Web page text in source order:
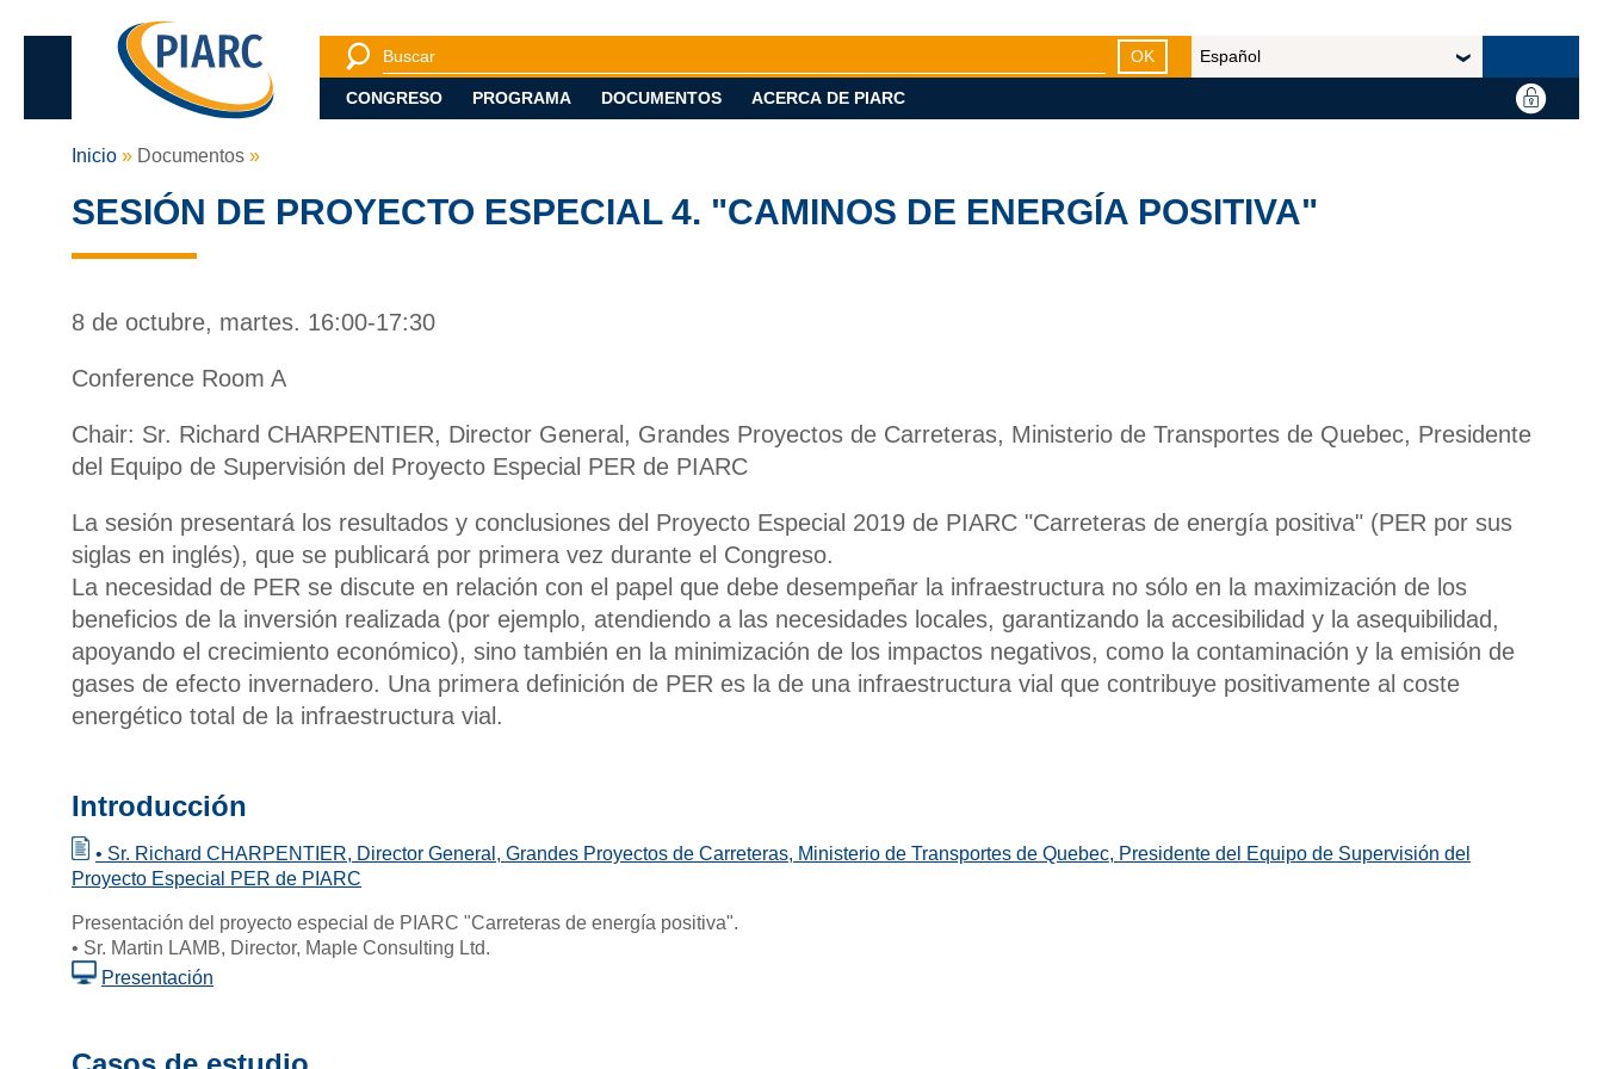
Buscar
Busqueda OK
CONGRESO PROGRAMA DOCUMENTOS ACERCA DE PIARC
Inicio Documentos
SESIÓN DE PROYECTO ESPECIAL 4. "CAMINOS DE ENERGÍA POSITIVA"
8 de octubre, martes. 16:00-17:30
Conference Room A
Chair: Sr. Richard CHARPENTIER, Director General, Grandes Proyectos de Carreteras, Ministerio de Transportes de Quebec, Presidente
del Equipo de Supervisión del Proyecto Especial PER de PIARC
La sesión presentará los resultados y conclusiones del Proyecto Especial 2019 de PIARC "Carreteras de energía positiva" (PER por sus
siglas en inglés), que se publicará por primera vez durante el Congreso.
La necesidad de PER se discute en relación con el papel que debe desempeñar la infraestructura no sólo en la maximización de los
beneficios de la inversión realizada (por ejemplo, atendiendo a las necesidades locales, garantizando la accesibilidad y la asequibilidad,
apoyando el crecimiento económico), sino también en la minimización de los impactos negativos, como la contaminación y la emisión de
gases de efecto invernadero. Una primera definición de PER es la de una infraestructura vial que contribuye positivamente al coste
energético total de la infraestructura vial.
Introducción
• Sr. Richard CHARPENTIER, Director General, Grandes Proyectos de Carreteras, Ministerio de Transportes de Quebec, Presidente del Equipo de Supervisión del
Proyecto Especial PER de PIARC
Presentación del proyecto especial de PIARC "Carreteras de energía positiva".
• Sr. Martin LAMB, Director, Maple Consulting Ltd.
Presentación